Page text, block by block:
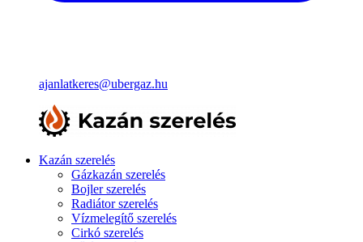
ajanlatkeres@ubergaz.hu
Kazán szerelés
Gázkazán szerelés
Bojler szerelés
Radiátor szerelés
Vízmelegítő szerelés
Cirkó szerelés